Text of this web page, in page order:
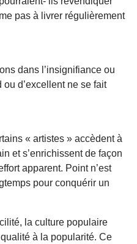
pas à livrer régulièrement
dans l’insignifiance ou
d’excellent ne se fait
« artistes » accèdent à
et s’enrichissent de façon
apparent. Point n’est
pour conquérir un
la culture populaire
à la popularité. Ce